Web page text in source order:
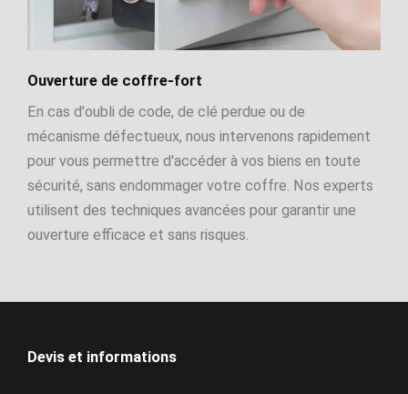
Ouverture de coffre-fort
En cas d'oubli de code, de clé perdue ou de
mécanisme défectueux, nous intervenons rapidement
pour vous permettre d'accéder à vos biens en toute
sécurité, sans endommager votre coffre. Nos experts
utilisent des techniques avancées pour garantir une
ouverture efficace et sans risques.
Devis et informations